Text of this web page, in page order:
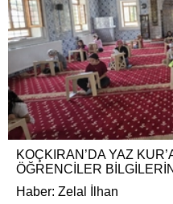
KOÇKIRAN’DA YAZ
ÖĞRENCİLER
Haber: Zelal İlhan